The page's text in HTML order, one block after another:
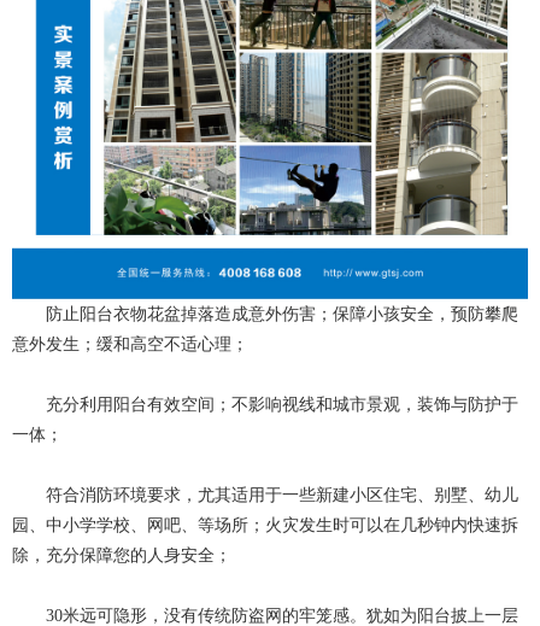
防止阳台衣物花盆掉落造成意外伤害；保障小孩安全，预防攀爬
意外发生；缓和高空不适心理；
充分利用阳台有效空间；不影响视线和城市景观，装饰与防护于
一体；
符合消防环境要求，尤其适用于一些新建小区住宅、别墅、幼儿
园、中小学学校、网吧、等场所；火灾发生时可以在几秒钟内快速拆
除，充分保障您的人身安全；
30米远可隐形，没有传统防盗网的牢笼感。犹如为阳台披上一层